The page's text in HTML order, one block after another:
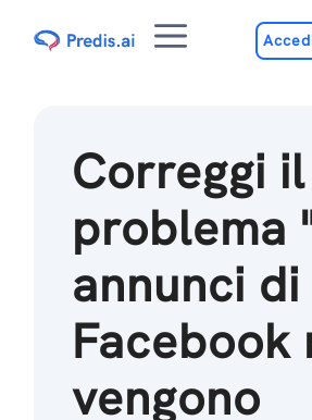
Menu
Correggi il
problema
annunci di
Facebook
vengono